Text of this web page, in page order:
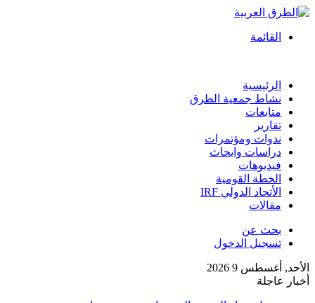
القائمة
الرئيسية
نشاط جمعية الطرق
متابعات
تقارير
ندوات ومؤتمرات
دراسات وابحاث
فيديوهات
الخطة القومية
الأتحاد الدولي IRF
مقالات
بحث عن
تسجيل الدخول
الأحد, أغسطس 9 2026
أخبار عاجلة